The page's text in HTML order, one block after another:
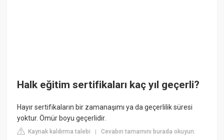
Halk eğitim sertifikaları kaç yıl geçerli?
Hayır sertifikaların bir zamanaşımı ya da geçerlilik süresi
yoktur. Ömür boyu geçerlidir.
Kaynak kaldırma talebi |Cevabın tamamını burada okuyun: